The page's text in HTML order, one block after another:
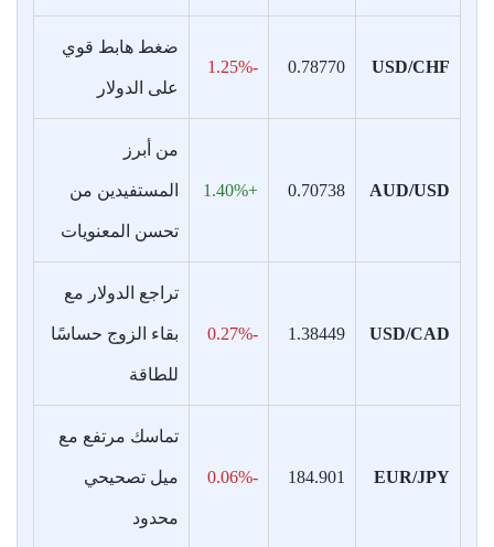
USD/CHF
0.78770
-1.25%
ضغط هابط قوي
على الدولار
AUD/USD
0.70738
+1.40%
من أبرز
المستفيدين من
تحسن المعنويات
USD/CAD
1.38449
-0.27%
تراجع الدولار مع
بقاء الزوج حساسًا
للطاقة
EUR/JPY
184.901
-0.06%
تماسك مرتفع مع
ميل تصحيحي
محدود